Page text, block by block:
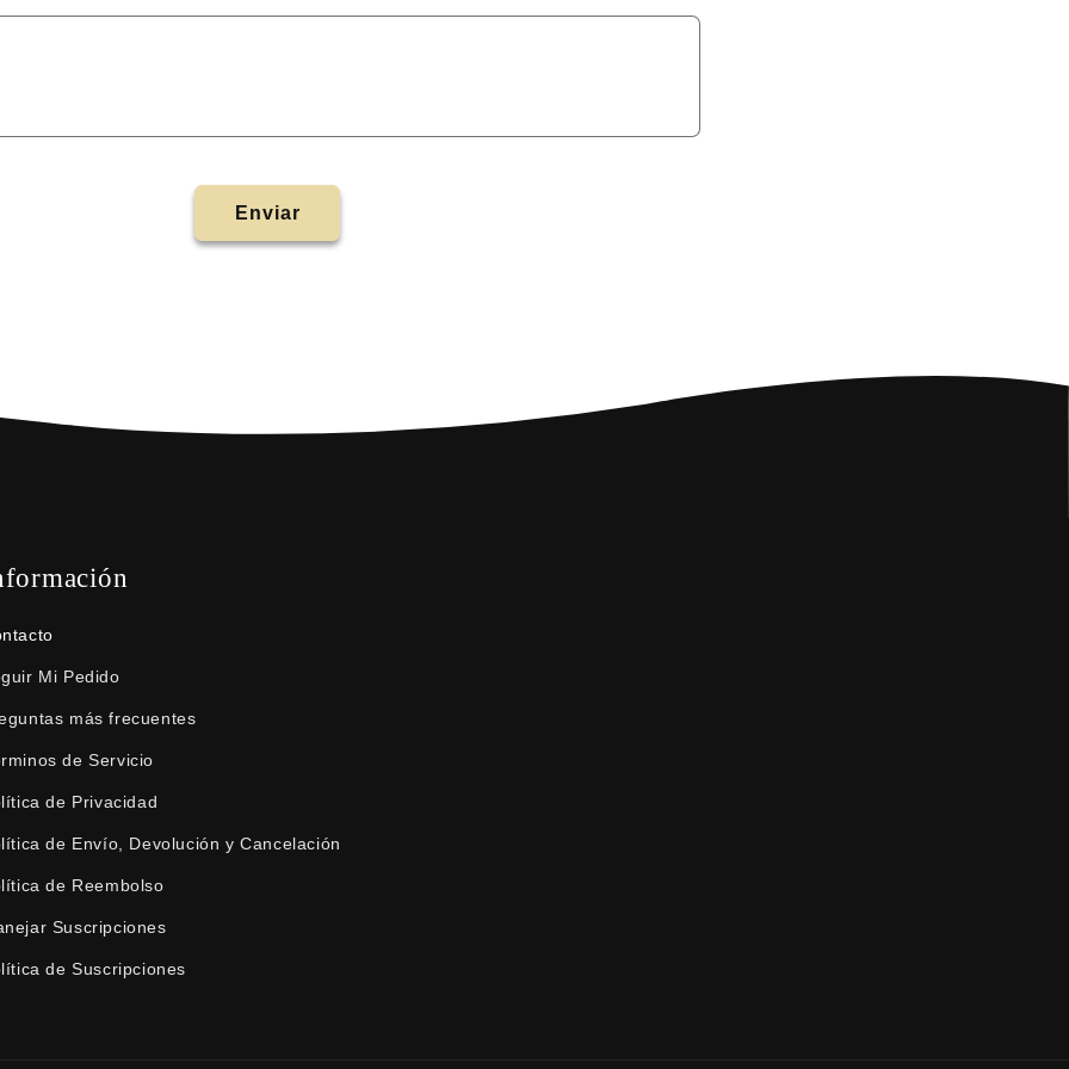
Enviar
Mi Pedido
más frecuentes
de Servicio
de Privacidad
de Envío, Devolución y Cancelación
de Reembolso
Suscripciones
de Suscripciones